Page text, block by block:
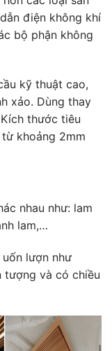
điện không khí
bộ phận không
kỹ thuật cao,
xảo. Dùng thay
thước tiêu
khoảng 2mm
nhau như: lam
lam,…
lượn như
tượng và có chiều